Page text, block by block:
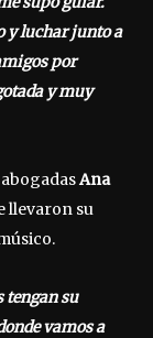
y luchar junto a
por
y muy
Ana
llevaron su
tengan su
vamos a